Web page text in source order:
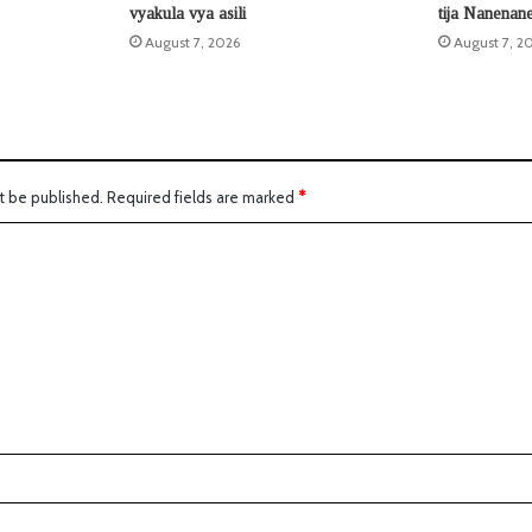
vyakula vya asili
August 7, 2026
tija
August 7,
be published. Required fields are marked *